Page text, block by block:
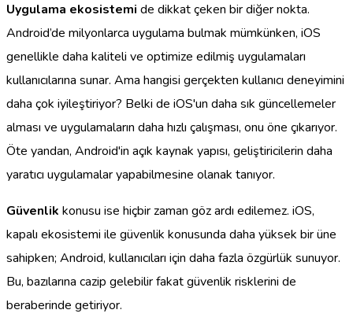
Uygulama ekosistemi de dikkat çeken bir diğer nokta.
Android’de milyonlarca uygulama bulmak mümkünken, iOS
genellikle daha kaliteli ve optimize edilmiş uygulamaları
kullanıcılarına sunar. Ama hangisi gerçekten kullanıcı deneyimini
daha çok iyileştiriyor? Belki de iOS'un daha sık güncellemeler
alması ve uygulamaların daha hızlı çalışması, onu öne çıkarıyor.
Öte yandan, Android'in açık kaynak yapısı, geliştiricilerin daha
yaratıcı uygulamalar yapabilmesine olanak tanıyor.
Güvenlik konusu ise hiçbir zaman göz ardı edilemez. iOS,
kapalı ekosistemi ile güvenlik konusunda daha yüksek bir üne
sahipken; Android, kullanıcıları için daha fazla özgürlük sunuyor.
Bu, bazılarına cazip gelebilir fakat güvenlik risklerini de
beraberinde getiriyor.